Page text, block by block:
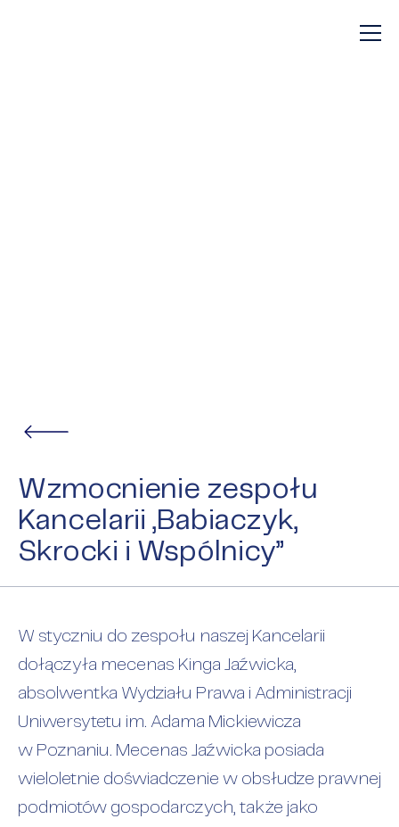
Wzmocnienie zespołu
Kancelarii „Babiaczyk,
Skrocki i Wspólnicy”
W styczniu do zespołu naszej Kancelarii
dołączyła mecenas Kinga Jaźwicka,
absolwentka Wydziału Prawa i Administracji
Uniwersytetu im. Adama Mickiewicza
w Poznaniu. Mecenas Jaźwicka posiada
wieloletnie doświadczenie w obsłudze prawnej
podmiotów gospodarczych, także jako